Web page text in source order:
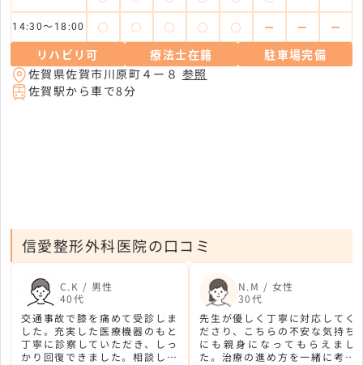
14:30〜18:00 ◯ ◯ ◯ ◯ ◯ ー ー ー
リハビリ可 療法士在籍
駐車場完備
佐賀県佐賀市川原町４ー８ 参照
佐賀駅から車で8分
信愛整形外科医院の口コミ
C.K / 男性
40代
交通事故で膝を痛めて受診しま
した。充実した医療機器のもと
丁寧に診察していただき、しっ
かり回復できました。相談しや
N.M / 女性
30代
先生が優しく丁寧に対応してく
ださり、こちらの不安な気持ち
にも親身になってもらえまし
た。治療の進め方を一緒に考え